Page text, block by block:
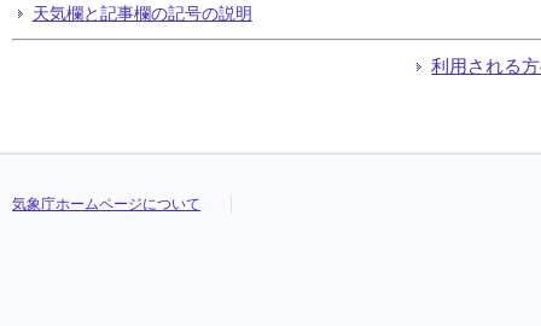
天気欄と記事欄の記号の説明
利用される
気象庁ホームページについて